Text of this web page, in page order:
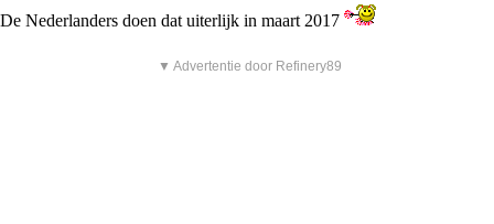
De Nederlanders doen dat uiterlijk in maart 2017
▼ Advertentie door Refinery89